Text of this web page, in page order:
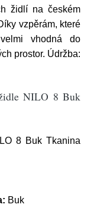
židlí na českém
vzpěrám, které
vhodná do
prostor. Údržba:
NILO 8 Buk
8 Buk Tkanina
Buk